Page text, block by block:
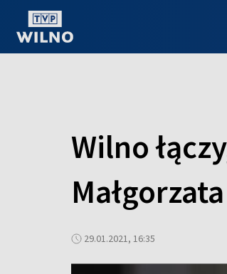
Wilno
29.01.2021, 16:35